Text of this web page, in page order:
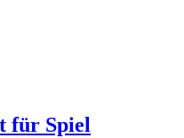
für Spiel